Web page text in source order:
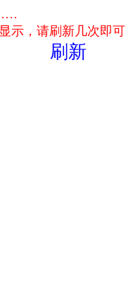
示，请刷新几次即可
刷新